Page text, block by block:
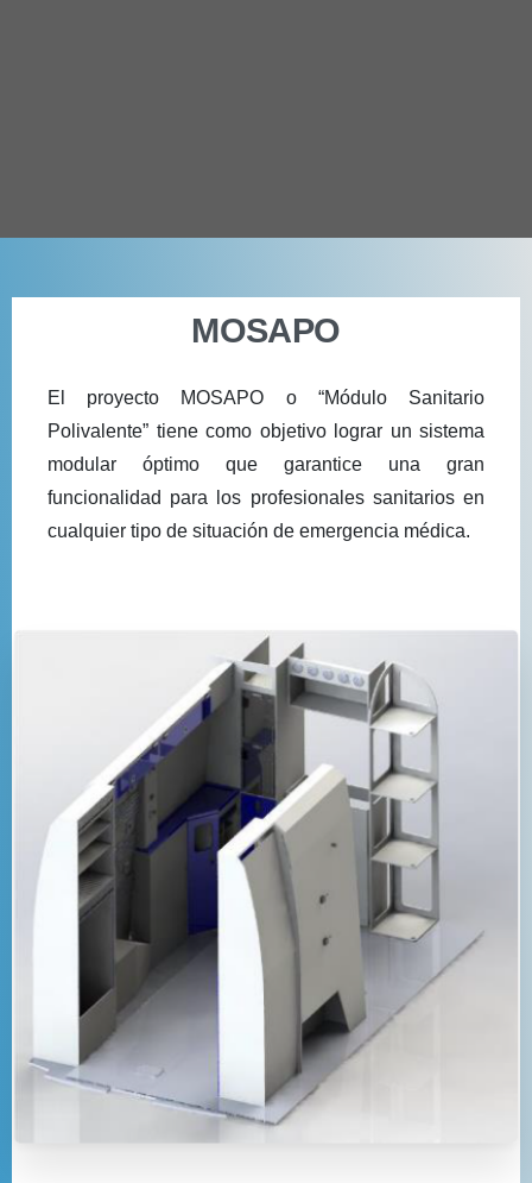
MOSAPO
El proyecto MOSAPO o “Módulo Sanitario
Polivalente” tiene como objetivo lograr un sistema
modular óptimo que garantice una gran
funcionalidad para los profesionales sanitarios en
cualquier tipo de situación de emergencia médica.